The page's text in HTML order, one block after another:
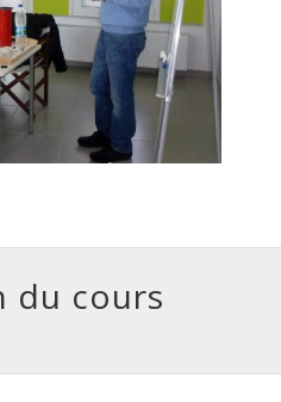
du cours